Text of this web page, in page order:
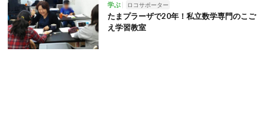
学ぶ ロコサポーター
たまプラーザで20年！私立数学専門のこご
え学習教室